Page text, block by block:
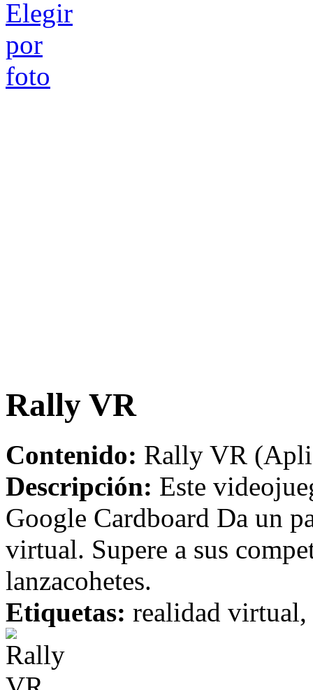
Rally VR
Contenido: Rally VR
Descripción: Este
Google Cardboard Da un
virtual. Supere a sus
lanzacohetes.
Etiquetas: realidad virtual,